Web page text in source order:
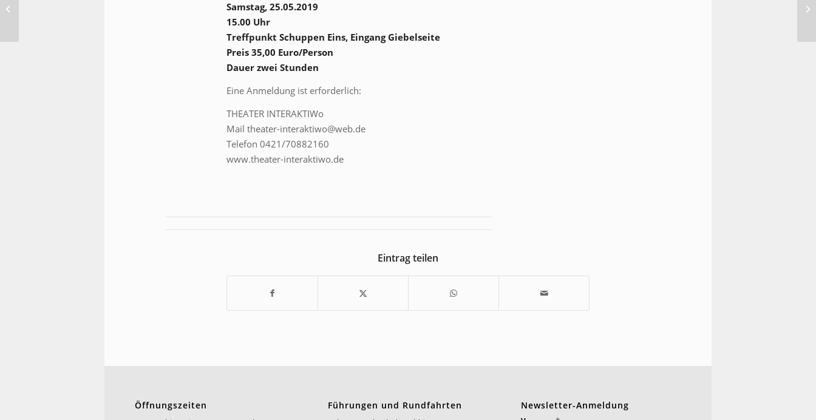
Samstag, 25.05.2019
15.00 Uhr
Treffpunkt Schuppen Eins, Eingang Giebelseite
Preis 35,00 Euro/Person
Dauer zwei Stunden
Eine Anmeldung ist erforderlich:
THEATER INTERAKTIWo
Mail theater-interaktiwo@web.de
Telefon 0421/70882160
www.theater-interaktiwo.de
Eintrag teilen
Öffnungszeiten Führungen und Rundfahrten Newsletter-Anmeldung